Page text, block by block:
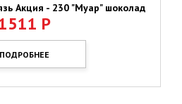
Акция - 230 "Муар" шоколад
Р
ПОДРОБНЕЕ